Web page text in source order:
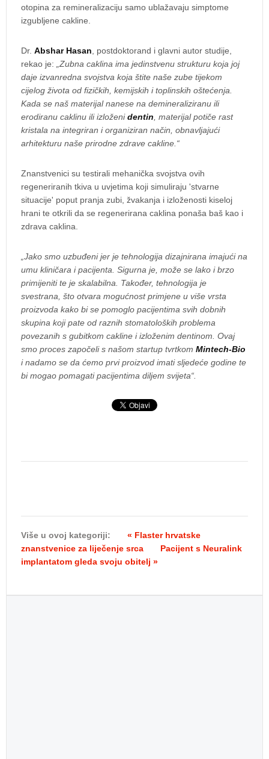
otopina za remineralizaciju samo ublažavaju simptome
izgubljene cakline.
Dr. Abshar Hasan, postdoktorand i glavni autor studije,
rekao je: „Zubna caklina ima jedinstvenu strukturu koja joj
daje izvanredna svojstva koja štite naše zube tijekom
cijelog života od fizičkih, kemijskih i toplinskih oštećenja.
Kada se naš materijal nanese na demineraliziranu ili
erodiranu caklinu ili izloženidentin, materijal potiče rast
kristala na integriran i organiziran način, obnavljajući
arhitekturu naše prirodne zdrave cakline.“
Znanstvenici su testirali mehanička svojstva ovih
regeneriranih tkiva u uvjetima koji simuliraju 'stvarne
situacije' poput pranja zubi, žvakanja i izloženosti kiseloj
hrani te otkrili da se regenerirana caklina ponaša baš kao i
zdrava caklina.
„Jako smo uzbuđeni jer je tehnologija dizajnirana imajući na
umu kliničara i pacijenta. Sigurna je, može se lako i brzo
primijeniti te je skalabilna. Također, tehnologija je
svestrana, što otvara mogućnost primjene u više vrsta
proizvoda kako bi se pomoglo pacijentima svih dobnih
skupina koji pate od raznih stomatoloških problema
povezanih s gubitkom cakline i izloženim dentinom. Ovaj
smo proces započeli s našom startup tvrtkom Mintech-Bio
i nadamo se da ćemo prvi proizvod imati sljedeće godine te
bi mogao pomagati pacijentima diljem svijeta“.
Više u ovoj kategoriji:
« Flaster hrvatske
znanstvenice za liječenje srca
Pacijent s Neuralink
implantatom gleda svoju obitelj »